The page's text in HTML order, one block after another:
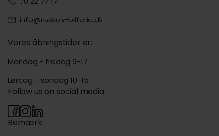
info@risskov-bilferie.dk
Vores åbningstider er:
Mandag - fredag 9-17
Lørdag - søndag 10-15
Bemærk:
Follow us on social media